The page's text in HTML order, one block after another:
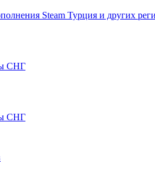
Steam Турция и других
СНГ
СНГ